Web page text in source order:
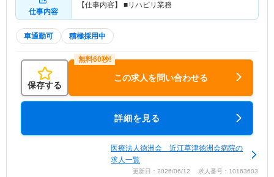
仕事内容
【仕事内容】 ■リハビリ業務
車通勤可 積極採用中
保存する
この求人を問い合わせる
詳細を見る
医療法人徳洲会 近江草津徳洲会病院の
求人一覧
更新日：2026/06/12 求人番号：10163603